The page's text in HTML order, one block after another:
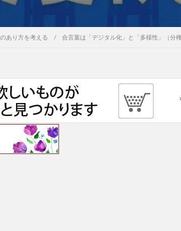
のあり方を考える / 合言葉は「デジタル化」と「多様性」（分